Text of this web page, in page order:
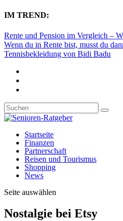
IM TREND:
Rente und Pension im Vergleich –
Wenn du in Rente bist, musst du
Tennisbekleidung von Bidi Badu
Startseite
Finanzen
Partnerschaft
Reisen und Tourismus
Shopping
News
Seite auswählen
Nostalgie bei Etsy